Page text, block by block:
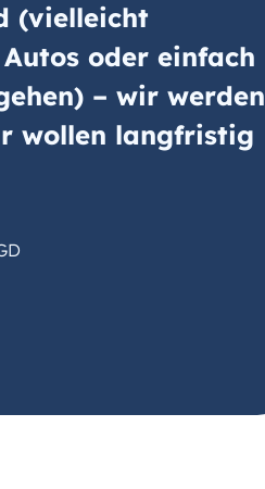
(vielleicht
oder einfach
– wir werden
wollen langfristig